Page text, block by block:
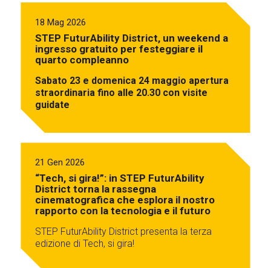
18 Mag 2026
STEP FuturAbility District, un weekend a
ingresso gratuito per festeggiare il
quarto compleanno
Sabato 23 e domenica 24 maggio apertura
straordinaria fino alle 20.30 con visite
guidate
21 Gen 2026
“Tech, si gira!”: in STEP FuturAbility
District torna la rassegna
cinematografica che esplora il nostro
rapporto con la tecnologia e il futuro
STEP FuturAbility District presenta la terza
edizione di Tech, si gira!